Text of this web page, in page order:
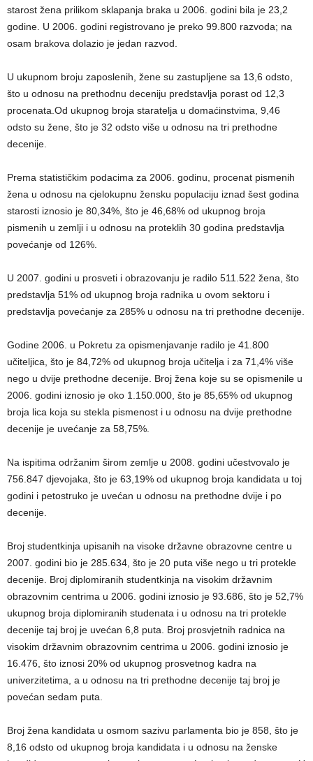
starost žena prilikom sklapanja braka u 2006. godini bila je 23,2
godine. U 2006. godini registrovano je preko 99.800 razvoda; na
osam brakova dolazio je jedan razvod.
U ukupnom broju zaposlenih, žene su zastupljene sa 13,6 odsto,
što u odnosu na prethodnu deceniju predstavlja porast od 12,3
procenata.Od ukupnog broja staratelja u domaćinstvima, 9,46
odsto su žene, što je 32 odsto više u odnosu na tri prethodne
decenije.
Prema statističkim podacima za 2006. godinu, procenat pismenih
žena u odnosu na cjelokupnu žensku populaciju iznad šest godina
starosti iznosio je 80,34%, što je 46,68% od ukupnog broja
pismenih u zemlji i u odnosu na proteklih 30 godina predstavlja
povećanje od 126%.
U 2007. godini u prosveti i obrazovanju je radilo 511.522 žena, što
predstavlja 51% od ukupnog broja radnika u ovom sektoru i
predstavlja povećanje za 285% u odnosu na tri prethodne decenije.
Godine 2006. u Pokretu za opismenjavanje radilo je 41.800
učiteljica, što je 84,72% od ukupnog broja učitelja i za 71,4% više
nego u dvije prethodne decenije. Broj žena koje su se opismenile u
2006. godini iznosio je oko 1.150.000, što je 85,65% od ukupnog
broja lica koja su stekla pismenost i u odnosu na dvije prethodne
decenije je uvećanje za 58,75%.
Na ispitima održanim širom zemlje u 2008. godini učestvovalo je
756.847 djevojaka, što je 63,19% od ukupnog broja kandidata u toj
godini i petostruko je uvećan u odnosu na prethodne dvije i po
decenije.
Broj studentkinja upisanih na visoke državne obrazovne centre u
2007. godini bio je 285.634, što je 20 puta više nego u tri protekle
decenije. Broj diplomiranih studentkinja na visokim državnim
obrazovnim centrima u 2006. godini iznosio je 93.686, što je 52,7%
ukupnog broja diplomiranih studenata i u odnosu na tri protekle
decenije taj broj je uvećan 6,8 puta. Broj prosvjetnih radnica na
visokim državnim obrazovnim centrima u 2006. godini iznosio je
16.476, što iznosi 20% od ukupnog prosvetnog kadra na
univerzitetima, a u odnosu na tri prethodne decenije taj broj je
povećan sedam puta.
Broj žena kandidata u osmom sazivu parlamenta bio je 858, što je
8,16 odsto od ukupnog broja kandidata i u odnosu na ženske